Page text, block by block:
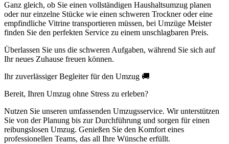
Ganz gleich, ob Sie einen vollständigen Haushaltsumzug planen
oder nur einzelne Stücke wie einen schweren Trockner oder eine
empfindliche Vitrine transportieren müssen, bei Umzüge Meister
finden Sie den perfekten Service zu einem unschlagbaren Preis.
Überlassen Sie uns die schweren Aufgaben, während Sie sich auf
Ihr neues Zuhause freuen können.
Ihr zuverlässiger Begleiter für den Umzug 🚚
Bereit, Ihren Umzug ohne Stress zu erleben?
Nutzen Sie unseren umfassenden Umzugsservice. Wir unterstützen
Sie von der Planung bis zur Durchführung und sorgen für einen
reibungslosen Umzug. Genießen Sie den Komfort eines
professionellen Teams, das all Ihre Wünsche erfüllt.